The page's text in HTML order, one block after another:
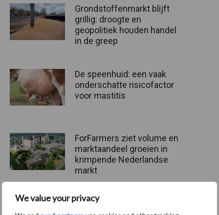
We value your privacy
Grondstoffenmarkt blijft
grillig: droogte en
geopolitiek houden handel
in de greep
De speenhuid: een vaak
onderschatte risicofactor
voor mastitis
ForFarmers ziet volume en
marktaandeel groeien in
krimpende Nederlandse
markt